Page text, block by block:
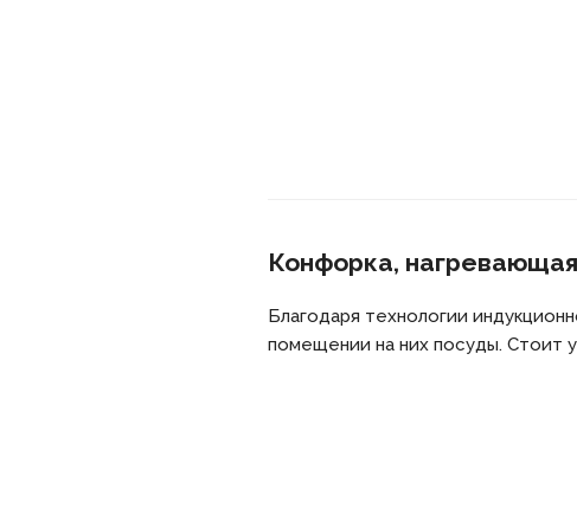
Конфорка,
Благодаря технологии
помещении на них посуды. Стоит